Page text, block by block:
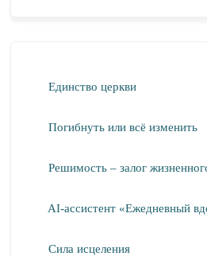
Единство церкви
Погибнуть или всё изменить
Решимость – залог
AI-ассистент «Ежедневный
Сила исцеления